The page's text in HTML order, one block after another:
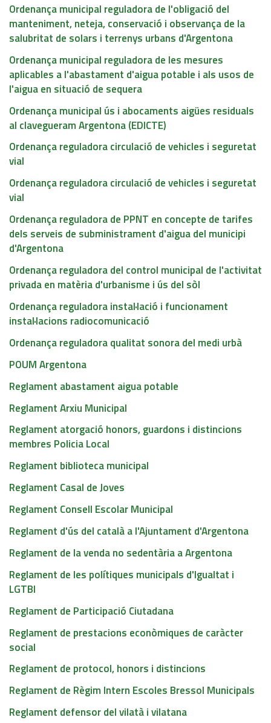
Ordenança municipal reguladora de l'obligació del
manteniment, neteja, conservació i observança de la
salubritat de solars i terrenys urbans d'Argentona
Ordenança municipal reguladora de les mesures
aplicables a l'abastament d'aigua potable i als usos de
l'aigua en situació de sequera
Ordenança municipal ús i abocaments aigües residuals
al clavegueram Argentona (EDICTE)
Ordenança reguladora circulació de vehicles i seguretat
vial
Ordenança reguladora circulació de vehicles i seguretat
vial
Ordenança reguladora de PPNT en concepte de tarifes
dels serveis de subministrament d'aigua del municipi
d'Argentona
Ordenança reguladora del control municipal de l'activitat
privada en matèria d'urbanisme i ús del sòl
Ordenança reguladora instal·lació i funcionament
instal·lacions radiocomunicació
Ordenança reguladora qualitat sonora del medi urbà
POUM Argentona
Reglament abastament aigua potable
Reglament Arxiu Municipal
Reglament atorgació honors, guardons i distincions
membres Policia Local
Reglament biblioteca municipal
Reglament Casal de Joves
Reglament Consell Escolar Municipal
Reglament d'ús del català a l'Ajuntament d'Argentona
Reglament de la venda no sedentària a Argentona
Reglament de les polítiques municipals d'Igualtat i
LGTBI
Reglament de Participació Ciutadana
Reglament de prestacions econòmiques de caràcter
social
Reglament de protocol, honors i distincions
Reglament de Règim Intern Escoles Bressol Municipals
Reglament defensor del vilatà i vilatana